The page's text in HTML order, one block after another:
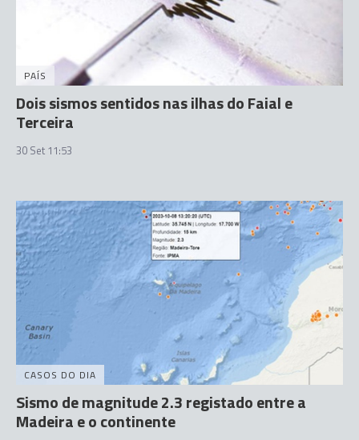
PAÍS
Dois sismos sentidos nas ilhas do Faial e
Terceira
30 Set 11:53
CASOS DO DIA
Sismo de magnitude 2.3 registado entre a
Madeira e o continente